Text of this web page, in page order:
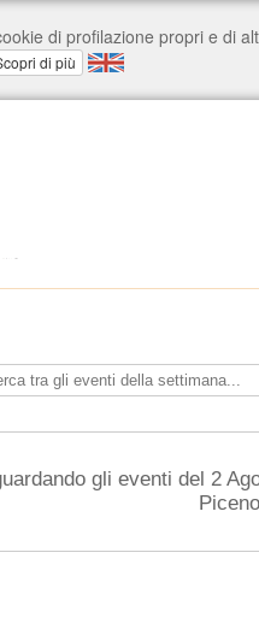
gli eventi del 2
Piceno